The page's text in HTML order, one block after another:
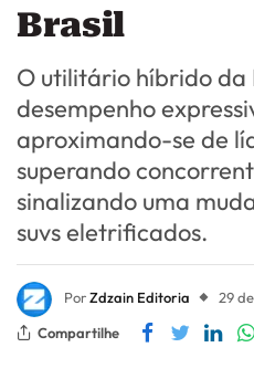
Brasil
O utilitário híbrido da
desempenho
aproximando-se de
superando
sinalizando uma
suvs eletrificados.
PorZdzain Editoria 29
Compartilhe